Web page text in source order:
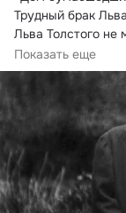
Трудный брак
Льва Толстого не
своей семьи ради
Показать еще